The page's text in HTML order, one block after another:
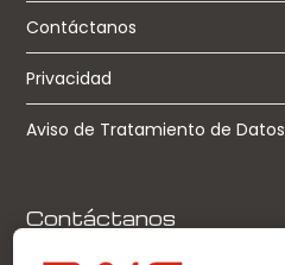
Contáctanos
Privacidad
Aviso de Tratamiento de Datos
Contáctanos